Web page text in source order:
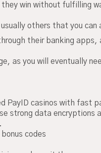
win without fulfilling
others that you can
their banking
as you will eventually
PayID casinos with fast
strong data encryptions
codes